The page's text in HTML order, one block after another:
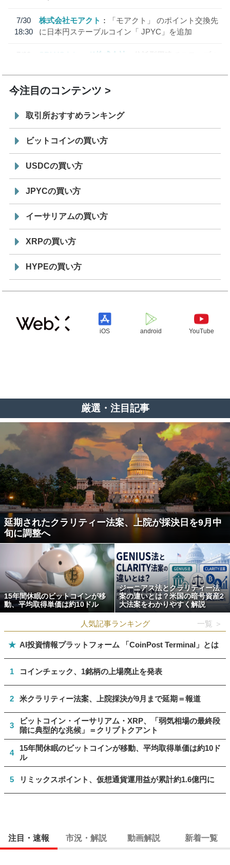
7/30
18:30
株式会社モアクト
「モアクト」 のポイント交換先
に日本円ステーブルコイン「 JPYC」を追加
7/29
SBI VCトレード株式会社
信託型円建てステーブル
今注目のコンテンツ
取引所おすすめランキング
ビットコインの買い方
USDCの買い方
JPYCの買い方
イーサリアムの買い方
XRPの買い方
HYPEの買い方
iOS android YouTube
厳選・注目記事
延期されたクラリティー法案、上院が採決日を9月中
旬に調整へ
15年間休眠のビットコインが移
動、平均取得単価は約10ドル
ジーニアス法とクラリティー法
案の違いとは？米国の暗号資産2
大法案をわかりやすく解説
人気記事ランキング 一覧 ＞
★ AI投資情報プラットフォーム 「CoinPost Terminal」とは
1 コインチェック、1銘柄の上場廃止を発表
2 米クラリティー法案、上院採決が9月まで延期＝報道
3
ビットコイン・イーサリアム・XRP、「弱気相場の最終段
階に典型的な兆候」＝クリプトクアント
4
15年間休眠のビットコインが移動、平均取得単価は約10ド
ル
5 リミックスポイント、仮想通貨運用益が累計約1.6億円に
注目・速報 市況・解説 動画解説 新着一覧